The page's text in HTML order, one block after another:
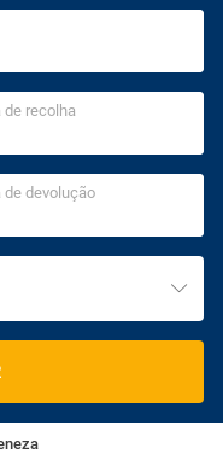
de recolha
de devolução